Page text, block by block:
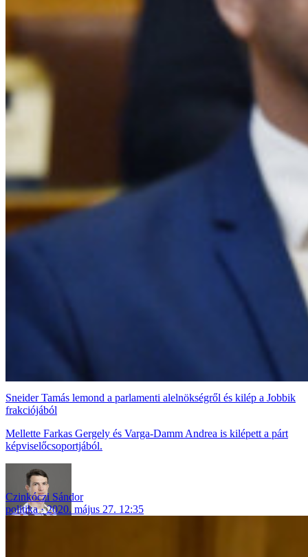
Sneider Tamás lemond a parlamenti alelnökségről és kilép a Jobbik
frakciójából
Mellette Farkas Gergely és Varga-Damm Andrea is kilépett a párt
képviselőcsoportjából.
Czinkóczi Sándor
politika
2020. május 27. 12:35